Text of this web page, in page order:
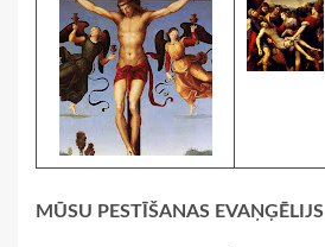
MŪSU PESTĪŠANAS EVAŅĢĒLIJS